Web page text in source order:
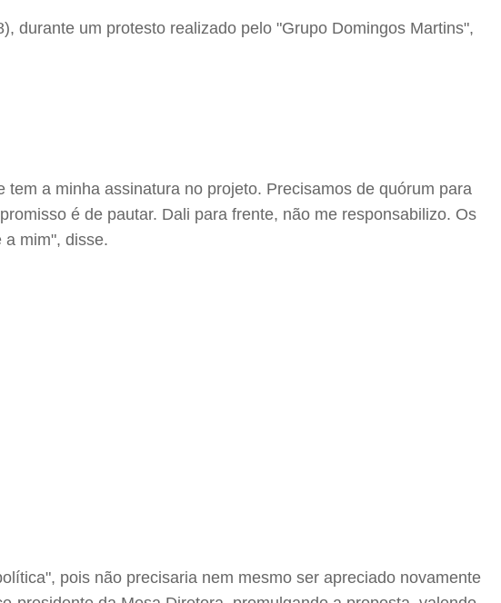
durante um protesto realizado pelo "Grupo Domingos Martins",
a minha assinatura no projeto. Precisamos de quórum para
é de pautar. Dali para frente, não me responsabilizo. Os
a mim", disse.
pois não precisaria nem mesmo ser apreciado novamente